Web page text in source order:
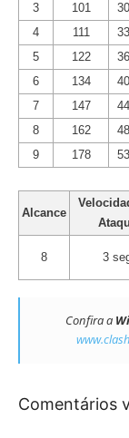
3
101
4
111
5
122
6
134
7
147
8
162
9
178
Alcance
8 3
Confira a
Comentários